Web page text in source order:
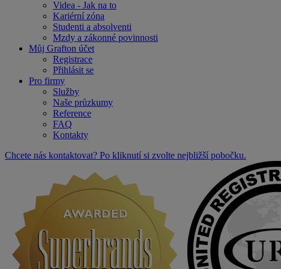
Videa - Jak na to
Kariérní zóna
Studenti a absolventi
Mzdy a zákonné povinnosti
Můj Grafton účet
Registrace
Přihlásit se
Pro firmy
Služby
Naše průzkumy
Reference
FAQ
Kontakty
Chcete nás kontaktovat? Po kliknutí si zvolte nejbližší pobočku.